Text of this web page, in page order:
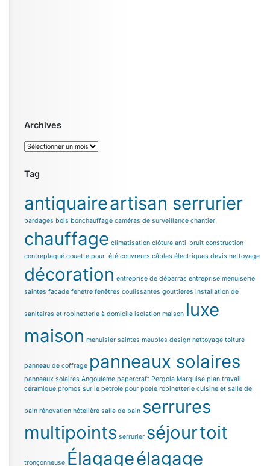
Archives
Archives
Tag
antiquaireartisan serrurier
bardages bois bonchauffage caméras de surveillance chantier
chauffage climatisation clôture anti-bruit construction
contreplaqué couette pour été couvreurs câbles électriques devis nettoyage
décoration entreprise de débarras entreprise menuiserie
saintes facade fenetre fenêtres coulissantes gouttieres installation de
sanitaires et robinetterie à domicile isolation maison luxe
maison menuisier saintes meubles design nettoyage toiture
panneau de coffrage panneaux solaires
panneaux solaires Angoulème papercraft Pergola Marquise plan travail
céramique promos sur le petrole pour poele robinetterie cuisine et salle de
bain rénovation hôtelière salle de bain serrures
multipoints serrurier séjourtoit
tronçonneuse Élagageélagage